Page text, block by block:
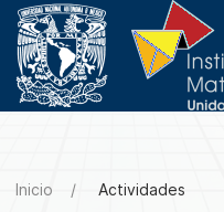
Inicio Actividades